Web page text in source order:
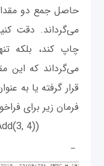
حاصل جمع دو
می‌گرداند. دقت
چاپ کند، بلکه
می‌گرداند که این
قرار گرفته یا به
فرمان زیر برای
4))